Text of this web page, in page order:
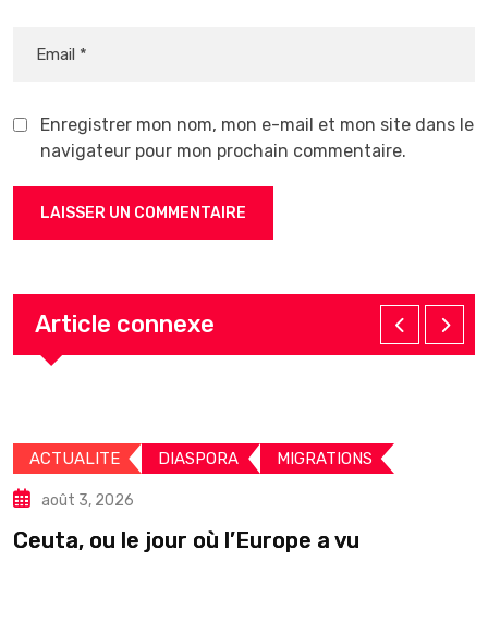
Enregistrer mon nom, mon e-mail et mon site dans le
navigateur pour mon prochain commentaire.
Article connexe
ACTUALITE DIASPORA MIGRATIONS
août 3, 2026
Ceuta, ou le jour où l’Europe a vu